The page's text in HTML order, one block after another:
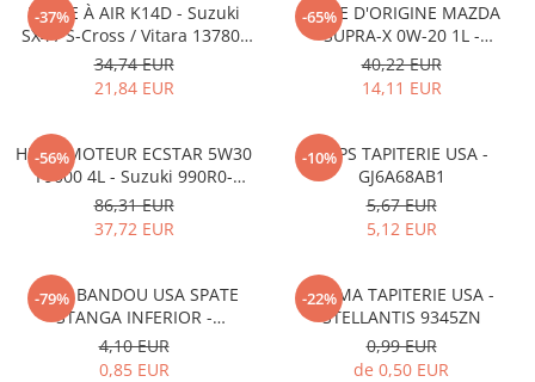
-37%
FILTRE À AIR K14D - Suzuki
SX4 / S-Cross / Vitara 13780-
53SA0-000
34,74 EUR
21,84 EUR
-65%
HUILE D'ORIGINE MAZDA
SUPRA-X 0W-20 1L -
0012MO0W20
40,22 EUR
14,11 EUR
-56%
HUILE MOTEUR ECSTAR 5W30
F9000 4L - Suzuki 990R0-
21E72-004
86,31 EUR
37,72 EUR
-10%
CLIPS TAPITERIE USA -
GJ6A68AB1
5,67 EUR
5,12 EUR
-79%
CLIPS BANDOU USA SPATE
STANGA INFERIOR -
KD5351SJ3A
4,10 EUR
0,85 EUR
-22%
CLEMA TAPITERIE USA -
STELLANTIS 9345ZN
0,99 EUR
de 0,50 EUR